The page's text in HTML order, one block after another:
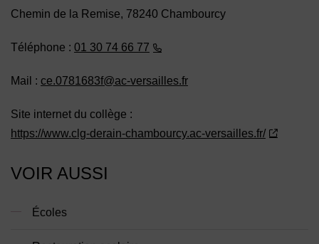
Chemin de la Remise, 78240 Chambourcy
Téléphone : 01 30 74 66 77
Mail : ce.0781683f@ac-versailles.fr
Site internet du collège :
https://www.clg-derain-chambourcy.ac-versailles.fr/
VOIR AUSSI
Écoles